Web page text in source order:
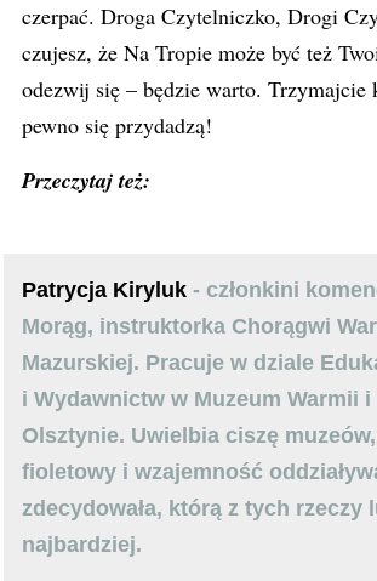
czerpać. Droga Czytelniczko, Drogi
czujesz, że Na Tropie może być też
odezwij się – będzie warto. Trzymajcie
pewno się przydadzą!
Przeczytaj też:
Patrycja Kiryluk - członkini
Morąg, instruktorka Chorągwi
Mazurskiej. Pracuje w dziale
i Wydawnictw w Muzeum Warmii i
Olsztynie. Uwielbia ciszę
fioletowy i wzajemność
zdecydowała, którą z tych rzeczy
najbardziej.